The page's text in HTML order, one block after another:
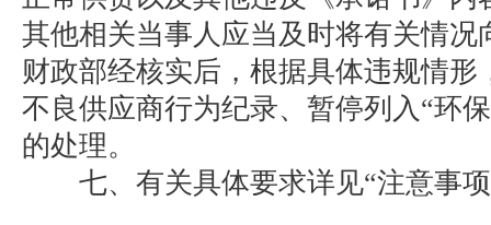
其他相关当事人应当及时将有关情况
财政部经核实后，根据具体违规情形
不良供应商行为纪录、暂停列入“环
的处理。
七、有关具体要求详见“注意事项